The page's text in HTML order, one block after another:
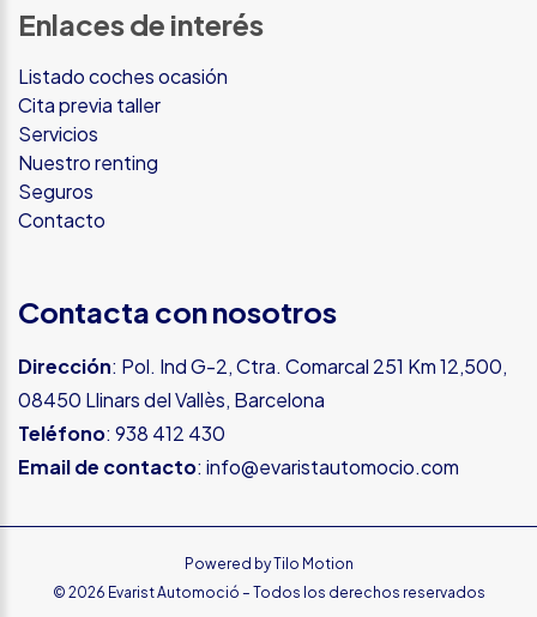
Enlaces de interés
Listado coches ocasión
Cita previa taller
Servicios
Nuestro renting
Seguros
Contacto
Contacta con nosotros
Dirección: Pol. Ind G-2, Ctra. Comarcal 251 Km 12,500,
08450 Llinars del Vallès, Barcelona
Teléfono: 938 412 430
Email de contacto: info@evaristautomocio.com
Powered byTilo Motion
© 2026 Evarist Automoció – Todos los derechos reservados